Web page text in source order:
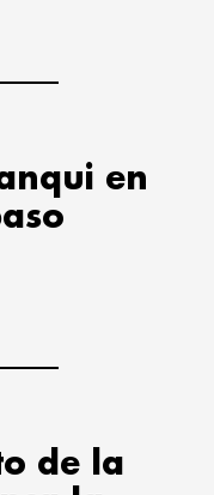
en
de la